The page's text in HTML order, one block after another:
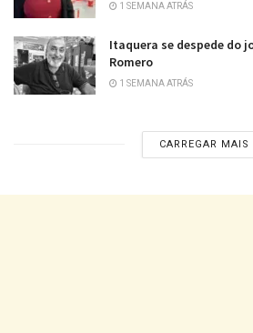
1 SEMANA ATRÁS
Itaquera se despede do
Romero
1 SEMANA ATRÁS
CARREGAR MAIS